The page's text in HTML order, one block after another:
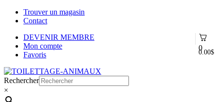
Trouver un magasin
Contact
0
0.00$
DEVENIR MEMBRE
Mon compte
Favoris
Aller
à
la
navigation
Aller
au
contenu
Rechercher
×